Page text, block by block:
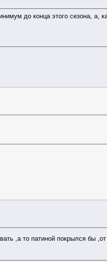
до конца этого сезона, а,
,а то патиной покрылся бы